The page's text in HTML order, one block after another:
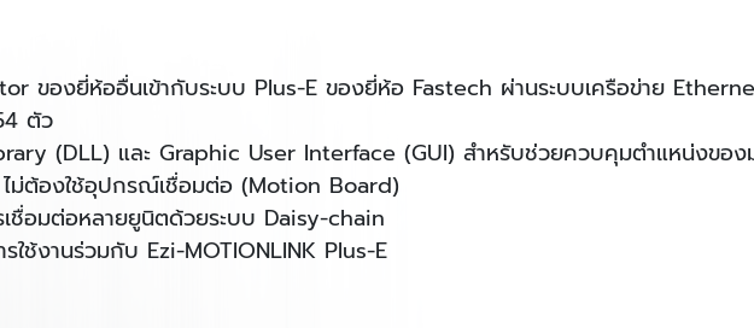
ของยี่ห้ออื่นเข้ากับระบบ Plus-E ของยี่ห้อ Fastech ผ่านระบบเครือข่าย
ตัว
(DLL) และ Graphic User Interface (GUI) สำหรับช่วยควบคุมตำแหน่งของ
ม่ต้องใช้อุปกรณ์เชื่อมต่อ (Motion Board)
ชื่อมต่อหลายยูนิตด้วยระบบ Daisy-chain
ช้งานร่วมกับ Ezi-MOTIONLINK Plus-E